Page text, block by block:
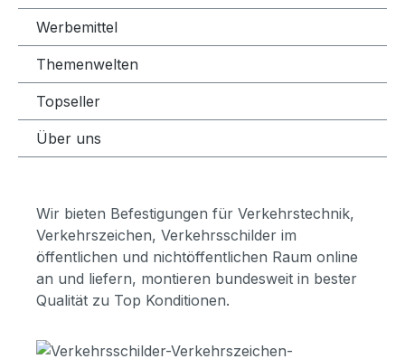
Werbemittel
Themenwelten
Topseller
Über uns
Wir bieten Befestigungen für Verkehrstechnik,
Verkehrszeichen, Verkehrsschilder im
öffentlichen und nichtöffentlichen Raum online
an und liefern, montieren bundesweit in bester
Qualität zu Top Konditionen.